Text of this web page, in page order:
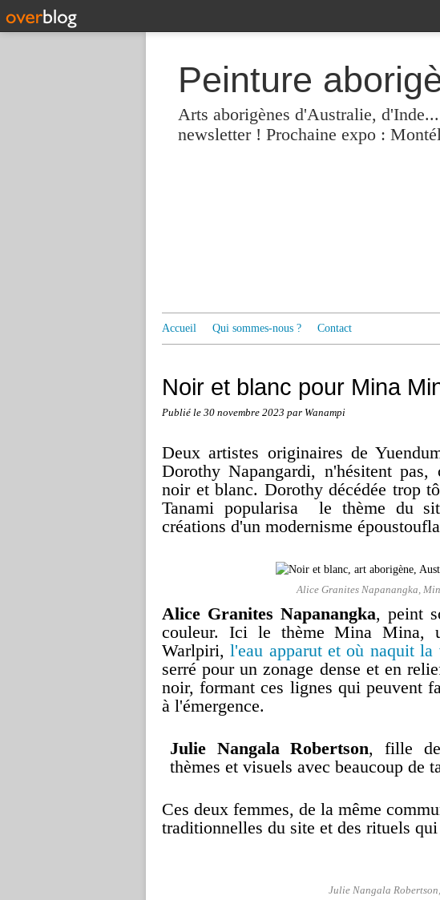
Peinture
Arts aborigènes d'Australie,
newsletter ! Prochaine expo :
Accueil Qui sommes-nous ? Contact
Noir et blanc pour Mina
Publié le 30 novembre 2023 par Wanampi
Deux artistes originaires de
Dorothy Napangardi, n'hésitent
noir et blanc. Dorothy décédée trop
Tanami popularisa le thème du
créations d'un modernisme
Alice Granites Napanangka,
Alice Granites Napanangka, peint
couleur. Ici le thème Mina Mina,
Warlpiri,l'eau apparut et où naquit la
serré pour un zonage dense et en
noir, formant ces lignes qui peuvent
à l'émergence.
Julie Nangala Robertson, fille de
thèmes et visuels avec beaucoup de
Ces deux femmes, de la même
traditionnelles du site et des rituels
Julie Nangala